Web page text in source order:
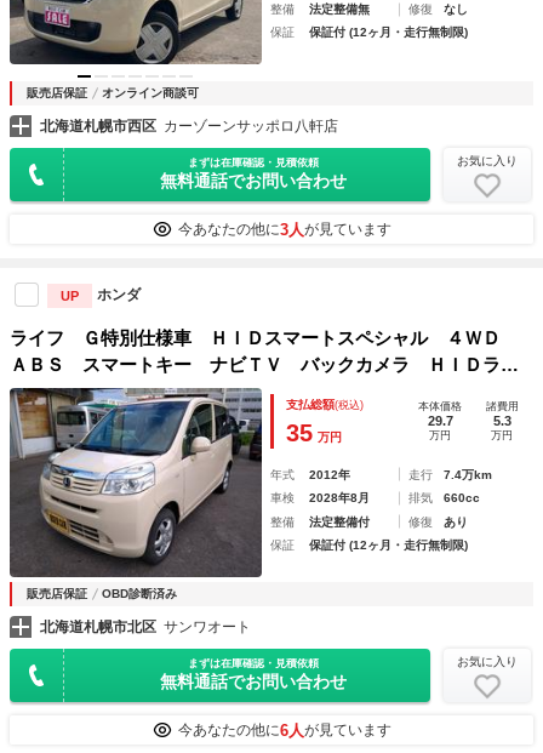
整備
法定整備無 修復
なし
保証
保証付 (12ヶ月・走行無制限)
販売店保証 オンライン商談可
北海道札幌市西区 カーゾーンサッポロ八軒店
まずは在庫確認・見積依頼
無料通話でお問い合わせ
お気に入り
今あなたの他に3人が見ています
UP ホンダ
ライフ Ｇ特別仕様車 ＨＩＤスマートスペシャル ４ＷＤ
ＡＢＳ スマートキー ナビＴＶ バックカメラ ＨＩＤライ
ト リモコンスターター 夏冬タイヤ付 車検令和１０年８
月 保証１年付（保証条件有）
支払総額(税込)
35 万円
本体価格
29.7
万円
諸費用
5.3
万円
年式 2012年 走行
7.4万km
車検
2028年8月 排気
660cc
整備
法定整備付 修復
あり
保証
保証付 (12ヶ月・走行無制限)
販売店保証 OBD診断済み
北海道札幌市北区 サンワオート
まずは在庫確認・見積依頼
無料通話でお問い合わせ
お気に入り
今あなたの他に6人が見ています